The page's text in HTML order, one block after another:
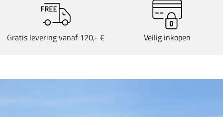
Gratis levering vanaf 120,- € Veilig inkopen